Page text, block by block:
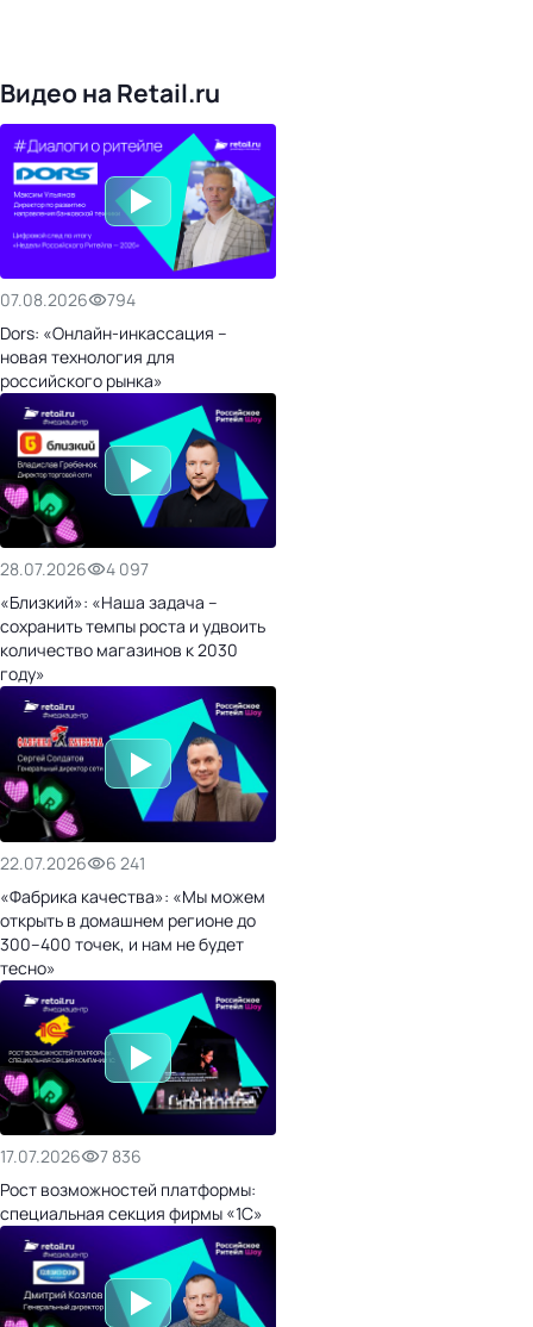
Видео на Retail.ru
07.08.2026
794
Dors: «Онлайн-инкассация –
новая технология для
российского рынка»
28.07.2026
4 097
«Близкий»: «Наша задача –
сохранить темпы роста и удвоить
количество магазинов к 2030
году»
22.07.2026
6 241
«Фабрика качества»: «Мы можем
открыть в домашнем регионе до
300–400 точек, и нам не будет
тесно»
17.07.2026
7 836
Рост возможностей платформы:
специальная секция фирмы «1С»